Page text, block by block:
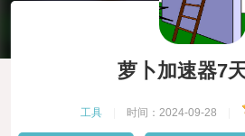
萝卜加速器7
工具 时间：2024-09-28